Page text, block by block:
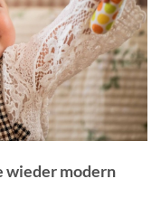
wieder modern